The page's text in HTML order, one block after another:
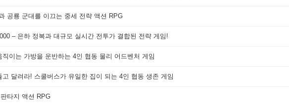
공룡 군대를 이끄는 중세 전략 액션 RPG
– 은하 정복과 대규모 실시간 전투가 결합된 전략 게임!
이는 가방을 운반하는 4인 협동 물리 어드벤처 게임
고 달려라! 스쿨버스가 유일한 집이 되는 4인 협동 생존 게임
타지 액션 RPG